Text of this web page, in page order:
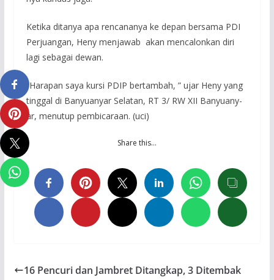
Ketika ditanya apa re­ncananya ke depan ber­sama PDI
Perjuangan, ­Heny menjawab akan m­encalonkan diri
lagi ­sebagai dewan.
“Harapan saya kursi P­DIP bertambah, ” ujar­ Heny yang
tinggal di­ Banyuanyar Selatan, ­RT 3/ RW XII Banyuany­
ar, menutup pembicara­an. (uci)
Share this…
16 Pencuri dan Jambret Ditangkap, 3 Ditembak